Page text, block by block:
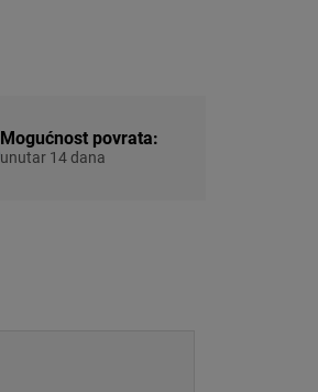
Mogućnost povrata:
unutar 14 dana